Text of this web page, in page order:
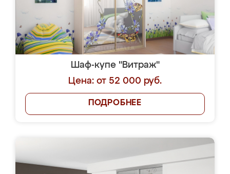
Шаф-купе "Витраж"
Цена: от 52 000 руб.
ПОДРОБНЕЕ